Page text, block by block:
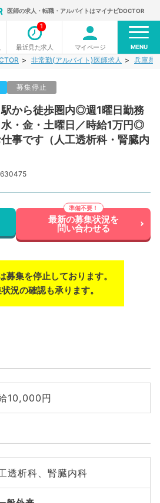
医師の求人・転職・アルバイトはマイナビDOCTOR
最近見た求人
1
マイページ MENU
非常勤(アルバイト)医師求人 兵庫県
募集停止
駅から徒歩圏内◎週1曜日勤務
・金・土曜日／時給1万円◎
事です（人工透析科・腎臓内
最新の募集状況を
問い合わせる
募集を停止しております。
況の確認も承ります。
10,000円
透析科、腎臓内科